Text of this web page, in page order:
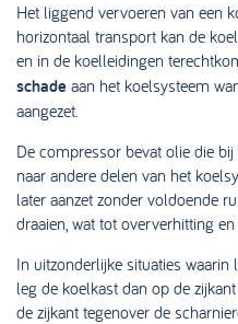
Het liggend vervoeren van een
horizontaal transport kan de
en in de koelleidingen
schade aan het koelsysteem
aangezet.
De compressor bevat olie die
naar andere delen van het
later aanzet zonder voldoende
draaien, wat tot oververhitting
In uitzonderlijke situaties
leg de koelkast dan op de
de zijkant tegenover de